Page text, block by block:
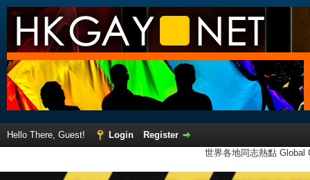
Hello There, Guest! Login
Register
世界各地同志熱點